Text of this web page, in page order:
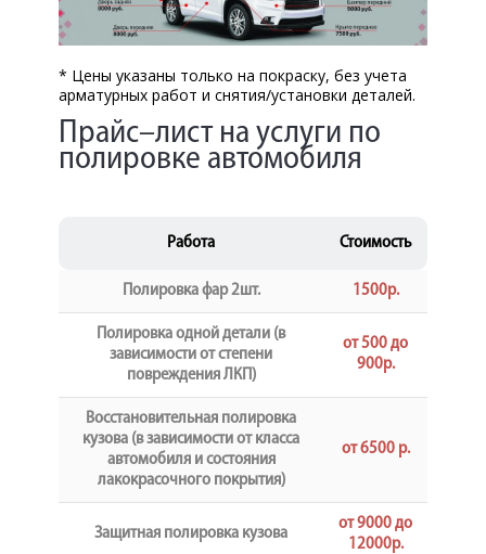
* Цены указаны только на покраску, без учета
арматурных работ и снятия/установки деталей.
Прайс–лист на услуги по
полировке автомобиля
Работа Стоимость
Полировка фар 2шт. 1500р.
Полировка одной детали (в
зависимости от степени
повреждения ЛКП)
от 500 до
900р.
Восстановительная полировка
кузова (в зависимости от класса
автомобиля и состояния
лакокрасочного покрытия)
от 6500 р.
Защитная полировка кузова
от 9000 до
12000р.